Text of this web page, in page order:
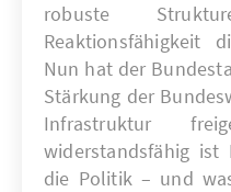
robuste
Reaktionsfähigkeit
Nun hat der
Stärkung der
Infrastruktur
widerstandsfähig ist
die Politik – und